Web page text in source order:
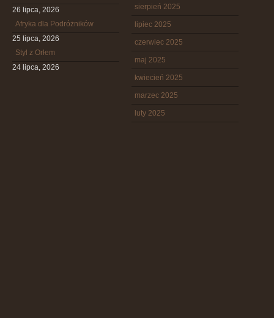
26 lipca, 2026
Afryka dla Podróżników
25 lipca, 2026
Styl z Orłem
24 lipca, 2026
sierpień 2025
lipiec 2025
czerwiec 2025
maj 2025
kwiecień 2025
marzec 2025
luty 2025